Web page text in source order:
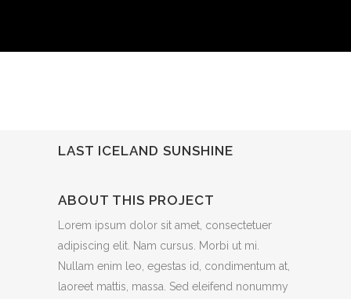
LAST ICELAND SUNSHINE
ABOUT THIS PROJECT
Lorem ipsum dolor sit amet, consectetuer
adipiscing elit. Nam cursus. Morbi ut mi.
Nullam enim leo, egestas id, condimentum at,
laoreet mattis, massa. Sed eleifend nonummy